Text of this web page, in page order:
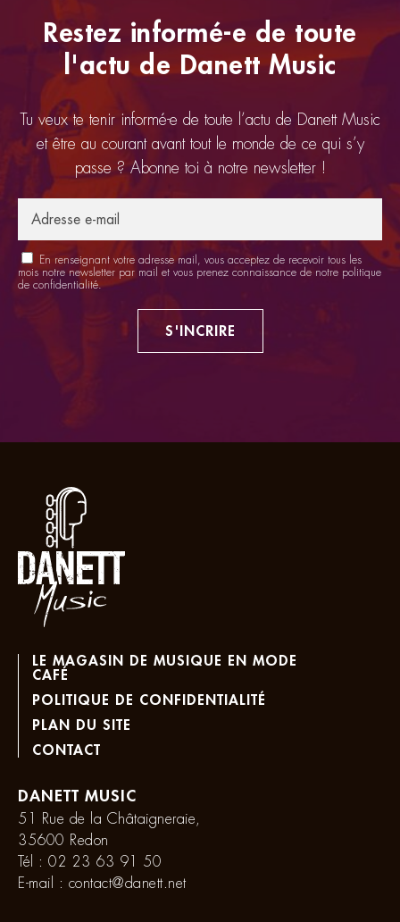
Restez informé-e de toute
l'actu de Danett Music
Tu veux te tenir informé-e de toute l’actu de Danett Music
et être au courant avant tout le monde de ce qui s’y
passe ? Abonne toi à notre newsletter !
En renseignant votre adresse mail, vous acceptez de recevoir tous les
mois notre newsletter par mail et vous prenez connaissance de notre politique
de confidentialité.
S'INCRIRE
LE MAGASIN DE MUSIQUE EN MODE
CAFÉ
POLITIQUE DE CONFIDENTIALITÉ
PLAN DU SITE
CONTACT
DANETT MUSIC
51 Rue de la Châtaigneraie,
35600 Redon
Tél : 02 23 63 91 50
E-mail : contact@danett.net